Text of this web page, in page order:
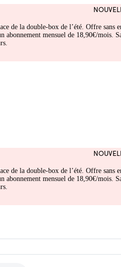
de la double-box de l’été. Offre
mensuel de 18,90€/mois.
de la double-box de l’été. Offre
mensuel de 18,90€/mois.